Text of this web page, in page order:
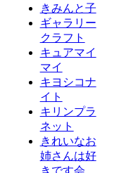
きみんと子
ギャラリー
クラフト
キュアマイ
マイ
キヨシコナ
イト
キリンプラ
ネット
きれいなお
姉さんは好
きです会